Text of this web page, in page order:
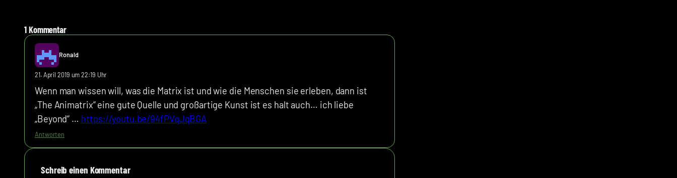
1 Kommentar
Ronald
21. April 2019 um 22:19 Uhr
Wenn man wissen will, was die Matrix ist und wie die Menschen sie erleben, dann ist
„The Animatrix“ eine gute Quelle und großartige Kunst ist es halt auch… ich liebe
„Beyond“ … https://youtu.be/94fPVqJqBGA
Antworten
Schreib einen Kommentar